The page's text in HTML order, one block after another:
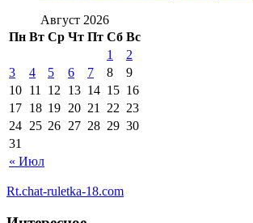
Август 2026
Пн Вт Ср Чт Пт Сб Вс
« Июл
1
2
3
4 5 6 7 8
9
10 11 12 13 14 15 16
17 18 19 20 21 22 23
24 25 26 27 28 29 30
31
Rt.chat-ruletka-18.com